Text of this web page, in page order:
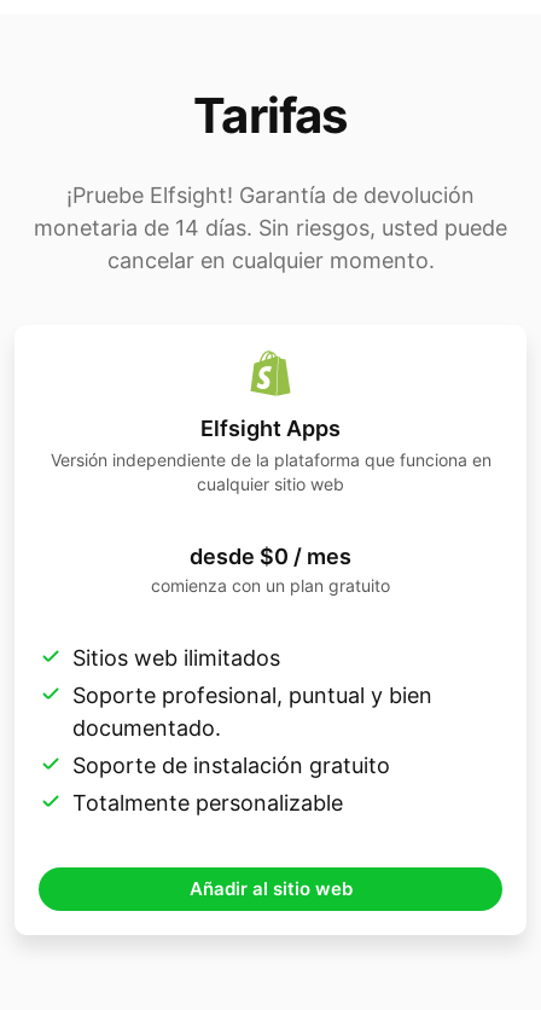
Tarifas
¡Pruebe Elfsight! Garantía de devolución
monetaria de 14 días. Sin riesgos, usted puede
cancelar en cualquier momento.
Elfsight Apps
Versión independiente de la plataforma que funciona en
cualquier sitio web
desde $0 / mes
comienza con un plan gratuito
Sitios web ilimitados
Soporte profesional, puntual y bien
documentado.
Soporte de instalación gratuito
Totalmente personalizable
Añadir al sitio web